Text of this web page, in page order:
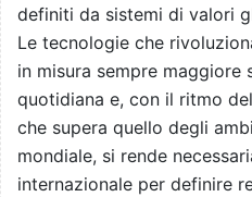
definiti da sistemi di valori
Le tecnologie che
in misura sempre maggiore
quotidiana e, con il ritmo
che supera quello degli
mondiale, si rende
internazionale per definire